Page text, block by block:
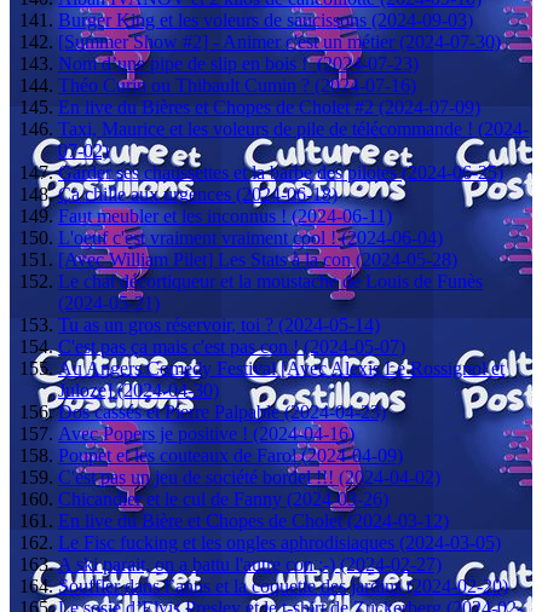
Burger King et les voleurs de saucissons (2024-09-03)
[Summer Show #2] - Animer c'est un métier (2024-07-30)
Nom d’une pipe de slip en bois ! (2024-07-23)
Théo Curin ou Thibault Cumin ? (2024-07-16)
En live du Bières et Chopes de Cholet #2 (2024-07-09)
Taxi, Maurice et les voleurs de pile de télécommande ! (2024-
07-02)
Garder ses chaussettes et la barbe des pilotes (2024-06-25)
Ça chille aux urgences (2024-06-18)
Faut meubler et les inconnus ! (2024-06-11)
L'oeuf c'est vraiment vraiment cool ! (2024-06-04)
[Avec William Pilet] Les Stats à la con (2024-05-28)
Le chat décortiqueur et la moustache de Louis de Funès
(2024-05-21)
Tu as un gros réservoir, toi ? (2024-05-14)
C'est pas ça mais c'est pas con ! (2024-05-07)
Au Angers Comedy Festival [Avec Alexis Le Rossignol et
Juloze] (2024-04-30)
Dos cassés et Pierre Palpable (2024-04-23)
Avec Popers je positive ! (2024-04-16)
Poupet et les couteaux de Farol (2024-04-09)
C'est pas un jeu de société bordel !!! (2024-04-02)
Chicandier et le cul de Fanny (2024-03-26)
En live du Bière et Chopes de Cholet (2024-03-12)
Le Fisc fucking et les ongles aphrodisiaques (2024-03-05)
A ski parait, on a battu l'autre con ;-) (2024-02-27)
Souffler dans l’anus et la coquette des jardins (2024-02-20)
Le sosie d’Elvis Presley et le t-shirt de Zuckerberg (2024-02-